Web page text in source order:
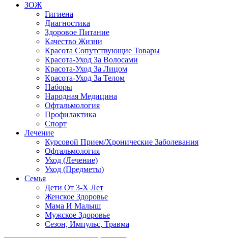
ЗОЖ
Гигиена
Диагностика
Здоровое Питание
Качество Жизни
Красота Сопутствующие Товары
Красота-Уход За Волосами
Красота-Уход За Лицом
Красота-Уход За Телом
Наборы
Народная Медицина
Офтальмология
Профилактика
Спорт
Лечение
Курсовой Прием/Хронические Заболевания
Офтальмология
Уход (Лечение)
Уход (Предметы)
Семья
Дети От 3-Х Лет
Женское Здоровье
Мама И Малыш
Мужское Здоровье
Сезон, Импульс, Травма